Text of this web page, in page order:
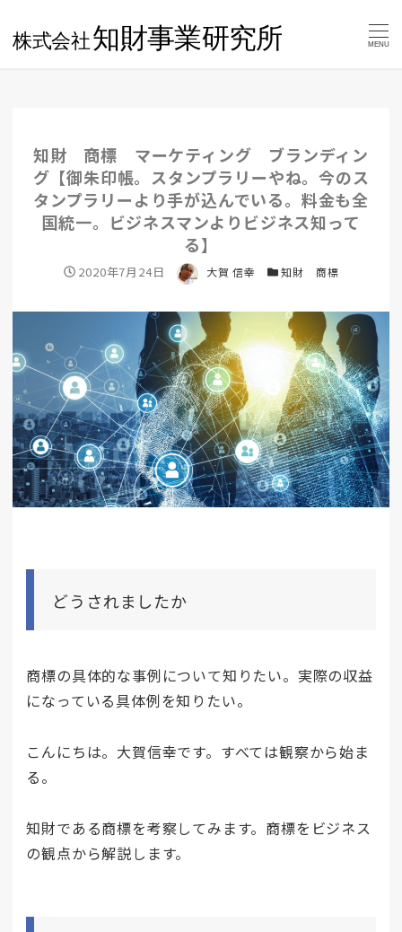
MENU
知財 商標 マーケティング ブランディン
グ【御朱印帳。スタンプラリーやね。今のス
タンプラリーより手が込んでいる。料金も全
国統一。ビジネスマンよりビジネス知って
る】
投稿日
2020年7月24日 著者 大賀 信幸 カテゴリー
知財 商標
どうされましたか
商標の具体的な事例について知りたい。実際の収益
になっている具体例を知りたい。
こんにちは。大賀信幸です。すべては観察から始ま
る。
知財である商標を考察してみます。商標をビジネス
の観点から解説します。